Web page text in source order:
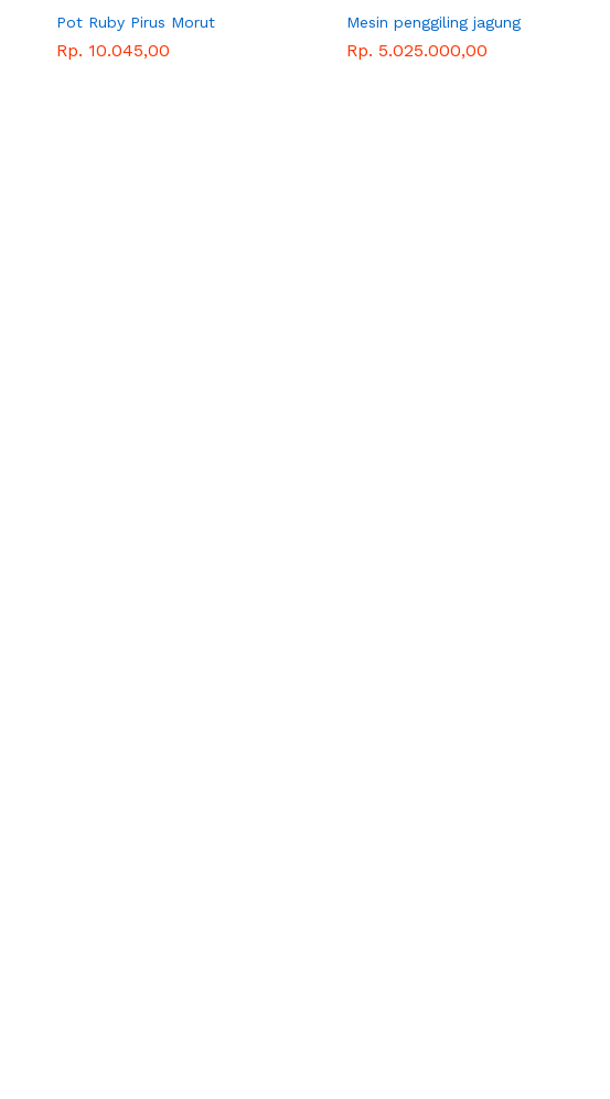
Pot Ruby Pirus Morut
Rp. 10.045,00
Mesin penggiling jagung
Rp. 5.025.000,00